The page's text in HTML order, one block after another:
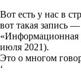
Вот есть у нас в
вот такая запись —
«Информационная
июля 2021).
Это о многом
‘